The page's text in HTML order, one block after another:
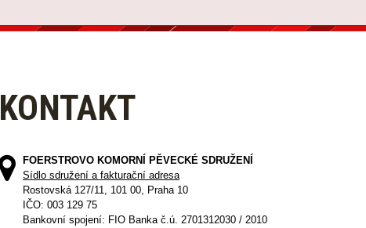
KONTAKT
FOERSTROVO KOMORNÍ PĚVECKÉ SDRUŽENÍ
Sídlo sdružení a fakturační adresa
Rostovská 127/11, 101 00, Praha 10
IČO: 003 129 75
Bankovní spojení: FIO Banka č.ú. 2701312030 / 2010